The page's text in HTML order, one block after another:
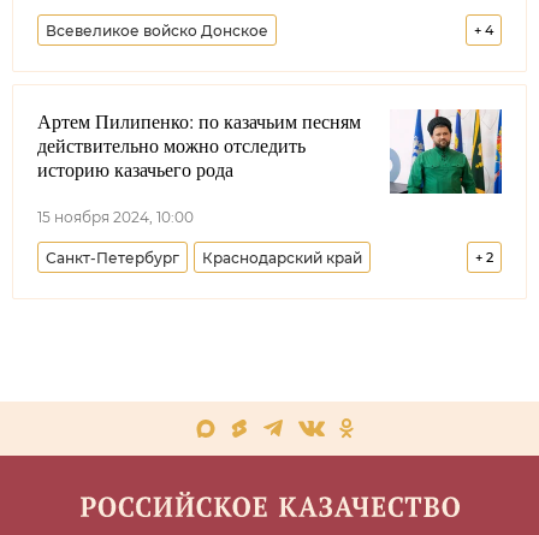
+ 4
Всевеликое войско Донское
Терское войсковое казачье общество
Кубанское казачье войско Лента новостей
Москва
Артем Пилипенко: по казачьим песням
действительно можно отследить
историю казачьего рода
15 ноября 2024, 10:00
+ 2
Санкт-Петербург Краснодарский край
Меняем стереотипы История рода